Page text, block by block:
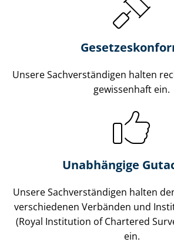
Unsere Sach­ver­stän­di­gen halten
gewissenhaft ein.
Unabhängige
Unsere Sach­ver­stän­di­gen halten
verschiedenen Verbänden und
(Royal Institution of Chartered
ein.